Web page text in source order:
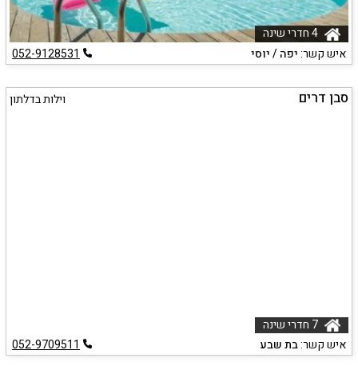
איש קשר:יפה / יוסי 052-9128531
סבן דרים וילות בדלתון
איש קשר:בת שבע 052-9709511